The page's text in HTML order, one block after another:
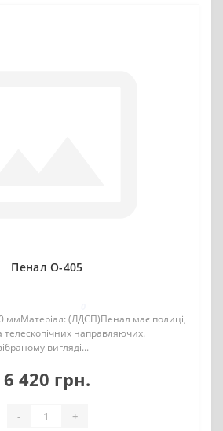
Пенал О-405
ммМатеріал: (ЛДСП)Пенал має полиці,
телескопічних направляючих.
вигляді...
6 420 грн.
- +